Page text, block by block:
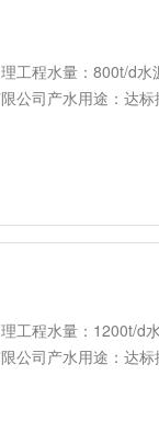
工程水量：800t/d水
公司产水用途：达
工程水量：1200t/d
公司产水用途：达